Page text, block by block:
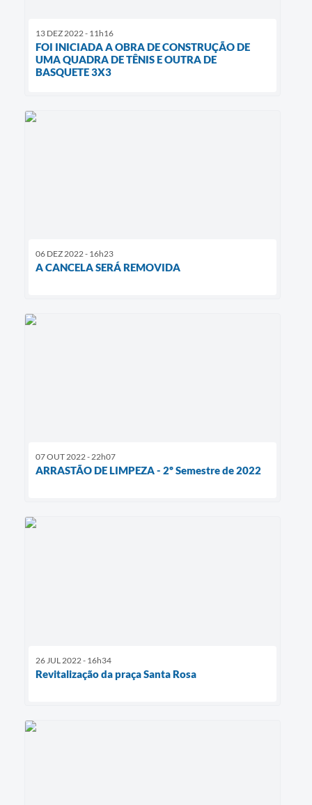
13 DEZ 2022 - 11h16
FOI INICIADA A OBRA DE CONSTRUÇÃO DE
UMA QUADRA DE TÊNIS E OUTRA DE
BASQUETE 3X3
06 DEZ 2022 - 16h23
A CANCELA SERÁ REMOVIDA
07 OUT 2022 - 22h07
ARRASTÃO DE LIMPEZA - 2º Semestre de 2022
26 JUL 2022 - 16h34
Revitalização da praça Santa Rosa